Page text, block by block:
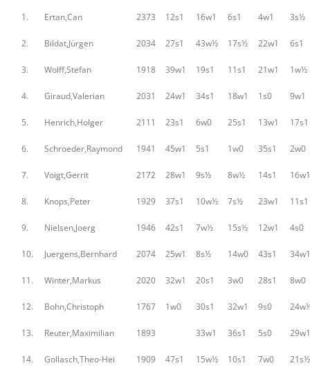
1. Ertan,Can 2373 12s1 16w1 6s1 4w1 3s½
2. Bildat,Jürgen 2034 27s1 43w½ 17s½ 22w1 6s1
3. Wolff,Stefan 1918 39w1 19s1 11s1 21w1 1w½
4. Giraud,Valerian 2031 24w1 34s1 18w1 1s0 9w1
5. Henrich,Holger 2111 23s1 6w0 25s1 13w1 17s1
6. Schroeder,Raymond 1941 45w1 5s1 1w0 35s1 2w0
7. Voigt,Gerrit 2172 28w1 9s½ 8w½ 14s1 16w1
8. Knops,Peter 1929 37s1 10w½ 7s½ 23w1 11s1
9. Nielsen,Joerg 1946 42s1 7w½ 15s½ 12w1 4s0
10. Juergens,Bernhard 2074 25w1 8s½ 14w0 43s1 34w1
11. Winter,Markus 2020 32w1 20s1 3w0 28s1 8w0
12. Bohn,Christoph 1767 1w0 30s1 32w1 9s0
13. Reuter,Maximilian 1893 33w1 36s1 5s0 29w1
14. Gollasch,Theo-Hei 1909 47s1 15w½ 10s1 7w0 21s½